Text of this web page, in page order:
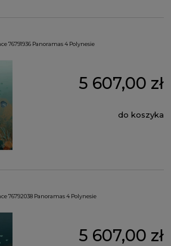
76791936 Panoramas 4 Polynesie
5 607,00 zł
do koszyka
76792038 Panoramas 4 Polynesie
5 607,00 zł